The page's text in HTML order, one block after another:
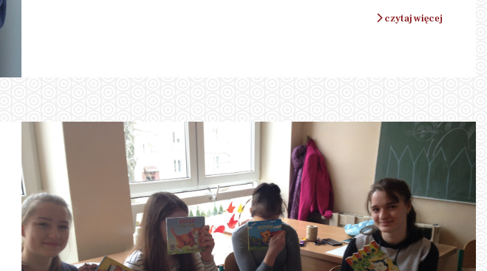
czytaj więcej